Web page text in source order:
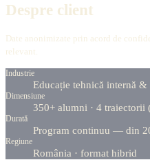
Despre client
Date anonimizate prin acord de
relevant.
Industrie
Educație tehnică internă &
Dimensiune
350+ alumni · 4 traiectorii
Durată
Program continuu — din
Regiune
România · format hibrid